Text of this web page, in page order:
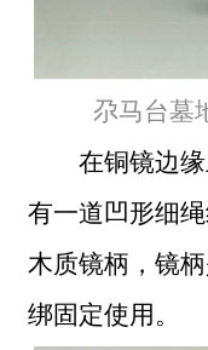
尕马台墓
在铜镜边
有一道凹形细
木质镜柄，镜
绑固定使用。